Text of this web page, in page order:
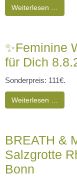
Weiterlesen …
✨Feminine
für Dich
Weiterlesen …
BREATH &
Salzgrotte
Bonn